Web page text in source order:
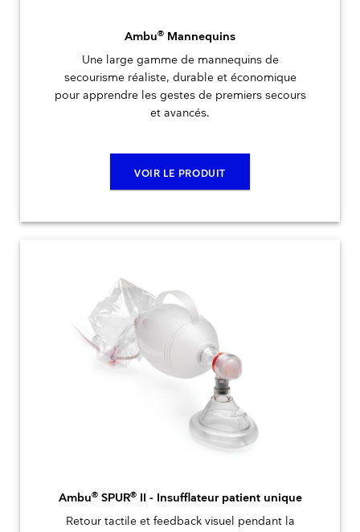
Ambu® Mannequins
Une large gamme de mannequins de
secourisme réaliste, durable et économique
pour apprendre les gestes de premiers secours
et avancés.
VOIR LE PRODUIT
Ambu®SPUR®II - Insufflateur patient unique
Retour tactile et feedback visuel pendant la